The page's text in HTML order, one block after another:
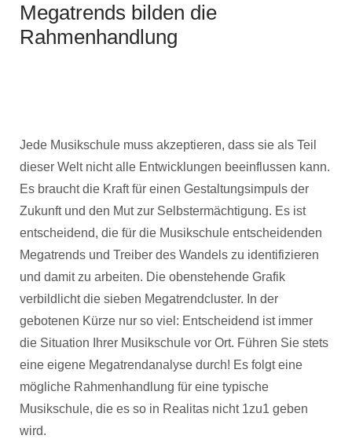
Megatrends bilden die
Rahmenhandlung
Jede Musikschule muss akzeptieren, dass sie als Teil
dieser Welt nicht alle Entwicklungen beeinflussen kann.
Es braucht die Kraft für einen Gestaltungsimpuls der
Zukunft und den Mut zur Selbstermächtigung. Es ist
entscheidend, die für die Musikschule entscheidenden
Megatrends und Treiber des Wandels zu identifizieren
und damit zu arbeiten. Die obenstehende Grafik
verbildlicht die sieben Megatrendcluster. In der
gebotenen Kürze nur so viel: Entscheidend ist immer
die Situation Ihrer Musikschule vor Ort. Führen Sie stets
eine eigene Megatrendanalyse durch! Es folgt eine
mögliche Rahmenhandlung für eine typische
Musikschule, die es so in Realitas nicht 1zu1 geben
wird.